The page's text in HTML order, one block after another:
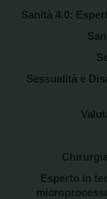
Sanità 4.0:
Sessualità e
Esperto in